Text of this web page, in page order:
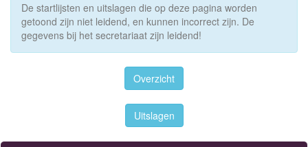
De startlijsten en uitslagen die op deze pagina worden
getoond zijn niet leidend, en kunnen incorrect zijn. De
gegevens bij het secretariaat zijn leidend!
Overzicht
Uitslagen